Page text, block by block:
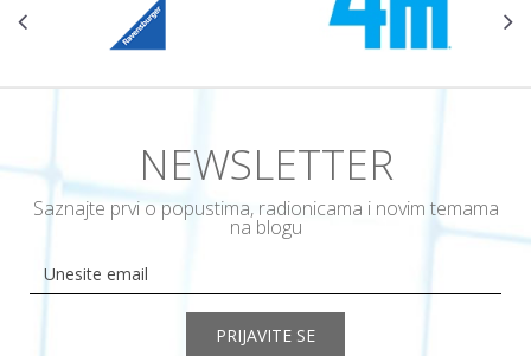
NEWSLETTER
Saznajte prvi o popustima, radionicama i novim temama
na blogu
PRIJAVITE SE